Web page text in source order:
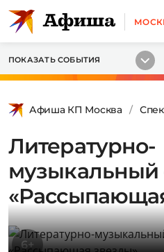
ПОКАЗАТЬ СОБЫТИЯ
Афиша КП Москва
Литературно-
музыкальный
6+